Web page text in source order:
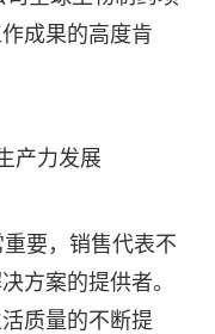
成果的高度肯
产力发展
要，销售代表不
方案的提供者。
质量的不断提